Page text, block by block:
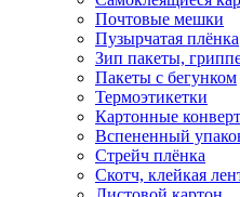
Почтовые мешки
Пузырчатая плёнка
Зип пакеты,
Пакеты с бегунком
Термоэтикетки
Картонные
Вспененный
Стрейч плёнка
Скотч, клейкая